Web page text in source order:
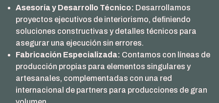
Asesoría y Desarrollo Técnico: Desarrollamos
proyectos ejecutivos de interiorismo, definiendo
soluciones constructivas y detalles técnicos para
asegurar una ejecución sin errores.
Fabricación Especializada: Contamos con líneas de
producción propias para elementos singulares y
artesanales, complementadas con una red
internacional de partners para producciones de gran